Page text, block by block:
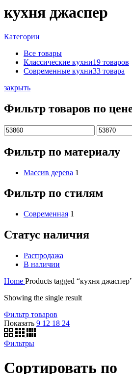
кухня джаспер
Категории
Все товары
Классические кухни19 товаров
Современные кухни33 товара
закрыть
Фильтр товаров по
Min
price
Max
price
Фильтр по материалу
Массив дерева 1
Фильтр по стилям
Современная 1
Статус наличия
Распродажа
В наличии
Home Products tagged “кухня
Showing the single result
Фильтр товаров
Показать 9 12 18 24
Фильтры
Сортировать по